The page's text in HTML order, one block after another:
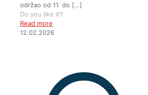
održao od 11. do […]
Do you like it?
Read more
12.02.2026